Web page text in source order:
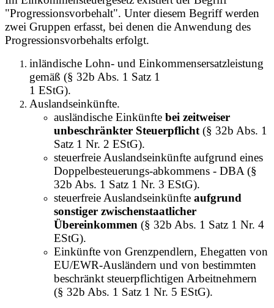
"Progressionsvorbehalt". Unter diesem Begriff werden
zwei Gruppen erfasst, bei denen die Anwendung des
Progressionsvorbehalts erfolgt.
inländische Lohn- und Einkommensersatzleistung
gemäß (§ 32b Abs. 1 Satz 1
1 EStG).
Auslandseinkünfte.
ausländische Einkünfte bei zeitweiser
unbeschränkter Steuerpflicht (§ 32b Abs. 1
Satz 1 Nr. 2 EStG).
steuerfreie Auslandseinkünfte aufgrund eines
Doppelbesteuerungs-abkommens - DBA (§
32b Abs. 1 Satz 1 Nr. 3 EStG).
steuerfreie Auslandseinkünfte aufgrund
sonstiger zwischenstaatlicher
Übereinkommen (§ 32b Abs. 1 Satz 1 Nr. 4
EStG).
Einkünfte von Grenzpendlern, Ehegatten von
EU/EWR-Ausländern und von bestimmten
beschränkt steuerpflichtigen Arbeitnehmern
(§ 32b Abs. 1 Satz 1 Nr. 5 EStG).